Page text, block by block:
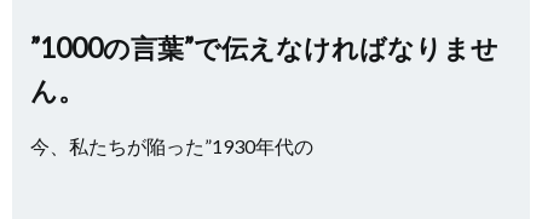
”1000の言葉”で伝えなければなりませ
ん。
今、私たちが陥った”1930年代の